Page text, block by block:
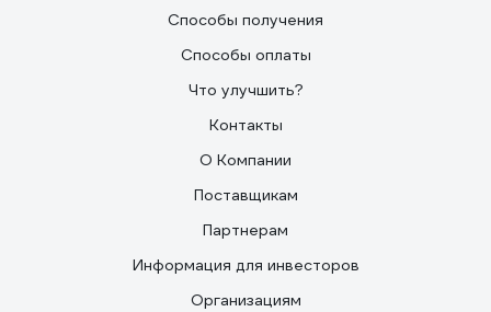
Способы получения
Способы оплаты
Что улучшить?
Контакты
О Компании
Поставщикам
Партнерам
Информация для инвесторов
Организациям